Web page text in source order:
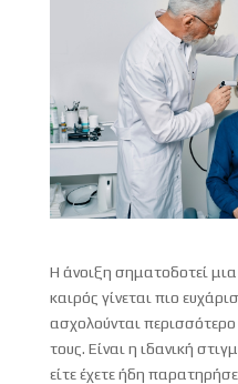
Η άνοιξη σηματοδοτεί
καιρός γίνεται πιο
ασχολούνται περισσότερο
τους. Είναι η ιδανική
είτε έχετε ήδη